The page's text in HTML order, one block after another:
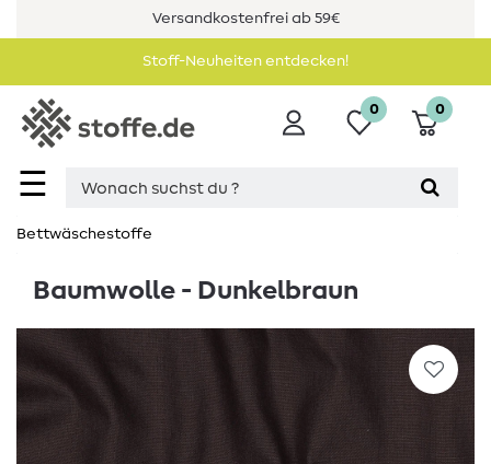
Versandkostenfrei ab 59€
Stoff-Neuheiten entdecken!
☰
0 0
Bettwäschestoffe
Baumwolle - Dunkelbraun